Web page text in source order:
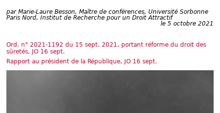
IT
par Marie-Laure Besson, Maître de conférences, Université Sorbonne
Paris Nord, Institut de Recherche pour un Droit Attractif
le 5 octobre 2021
Ord. n° 2021-1192 du 15 sept. 2021, portant réforme du droit des
sûretés, JO 16 sept.
Rapport au président de la République, JO 16 sept.